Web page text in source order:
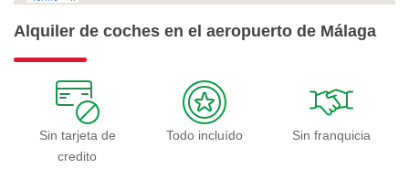
Alquiler de coches en el aeropuerto de Málaga
Sin tarjeta de
credito
Todo incluído Sin franquicia